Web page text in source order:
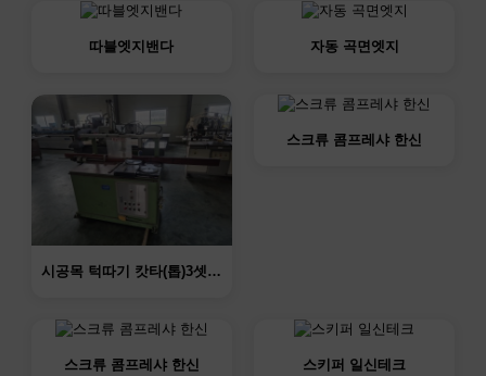
따블엣지밴다 자동 곡면엣지
시공목 턱따기 캇타(톱)3셋…
스크류 콤프레샤 한신
스크류 콤프레샤 한신 스키퍼 일신테크